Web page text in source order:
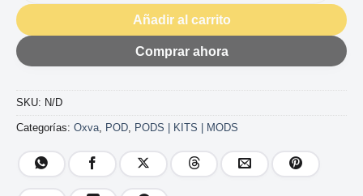
Añadir al carrito
Comprar ahora
SKU: N/D
Categorías: Oxva, POD, PODS | KITS | MODS